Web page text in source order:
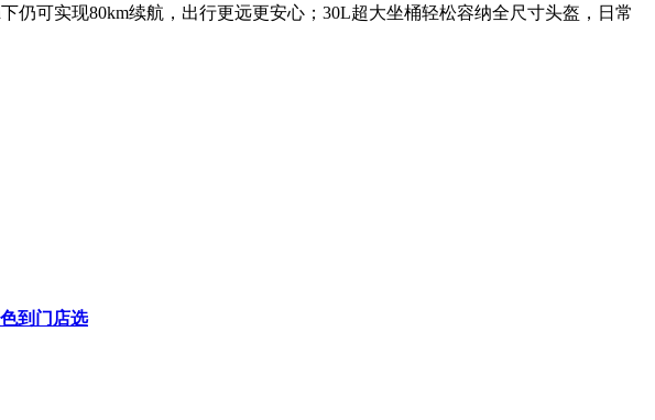
仍可实现80km续航，出行更远更安心；30L超大坐桶轻松容纳全尺寸头盔，日常
到门店选